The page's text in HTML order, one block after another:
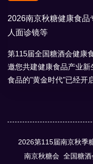
2026南京秋糖健康食
人面诊镜等
第115届全国糖酒会健康
邀您共建健康食品产业
食品的"黄金时代"已经开
2026第115届南京秋季
南京秋糖会 全国糖